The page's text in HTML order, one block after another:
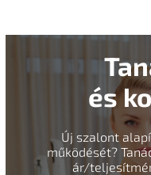
és
Új szalont
működését?
ár/